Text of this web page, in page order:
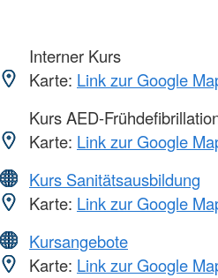
Interner Kurs
Karte: Link zur Google
Kurs AED-
Karte: Link zur Google
Kurs Sanitätsausbildung
Karte: Link zur Google
Kursangebote
Karte: Link zur Google